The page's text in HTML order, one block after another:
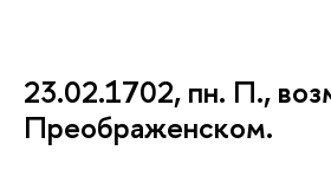
23.02.1702, пн. П.,
Преображенском.